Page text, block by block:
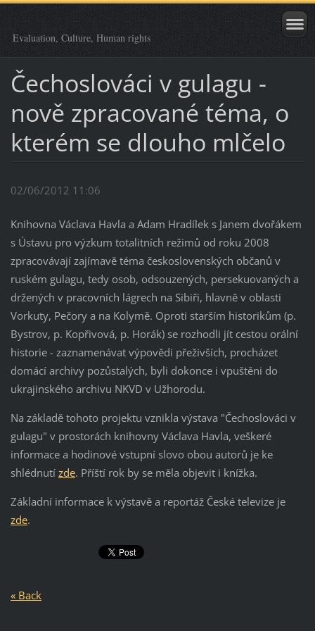
Evaluation, Culture, Human rights
Čechoslováci v gulagu -
nově zpracované téma, o
kterém se dlouho mlčelo
02/06/2012 11:06
Knihovna Václava Havla a Adam Hradílek s Janem dvořákem
s Ústavu pro výzkum totalitních režimů od roku 2008
zpracovávají zajímavě téma československých občanů v
ruském gulagu, tedy osob, odsouzených, persekuovaných a
držených v pracovních lágrech na Sibiři, hlavně v oblasti
Vorkuty, Pečory a na Kolymě. Oproti starším historikům (p.
Bystrov, p. Kopřivová, p. Horák) se rozhodli jít cestou orální
historie - zaznamenávat výpovědi přeživších, procházet
domácí archivy pozůstalých, byli dokonce i vpuštěni do
ukrajinského archivu NKVD v Užhorodu.
Na základě tohoto projektu vznikla výstava "Čechoslováci v
gulagu" v prostorách knihovny Václava Havla, veškeré
informace a hodinové vstupní slovo obou autorů je ke
shlédnutí zde. Příští rok by se měla objevit i knížka.
Základní informace k výstavě a reportáž České televize je
zde.
« Back